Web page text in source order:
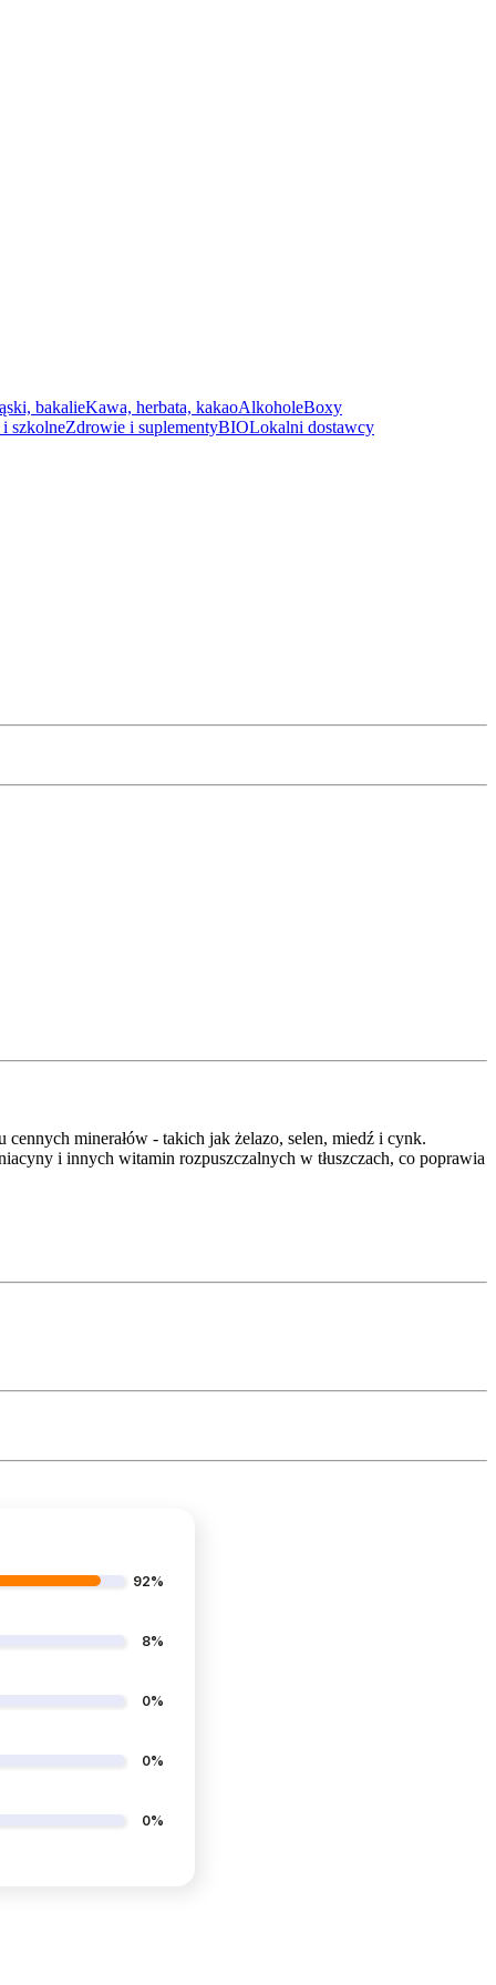
bakalieKawa, herbata, kakaoAlkoholeBoxy
szkolneZdrowie i suplementyBIOLokalni dostawcy
minerałów - takich jak żelazo, selen, miedź i cynk.
i innych witamin rozpuszczalnych w tłuszczach, co poprawia
92%
8%
0%
0%
0%